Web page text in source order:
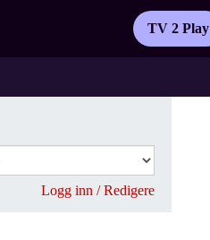
TV 2 Play
Logg inn / Redigere